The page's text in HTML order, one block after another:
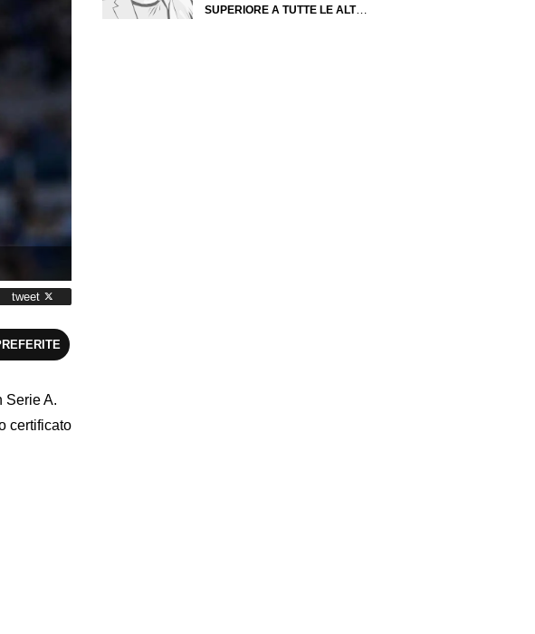
tweet
Serie A.
certificato
SUPERIORE A TUTTE LE ALTRE